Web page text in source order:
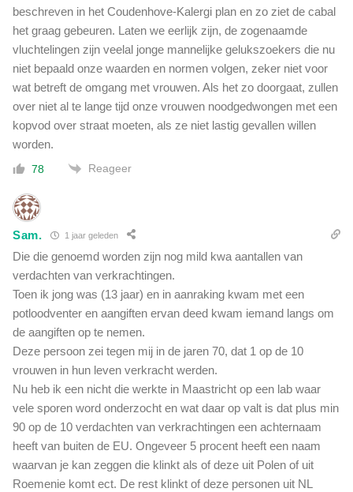
beschreven in het Coudenhove-Kalergi plan en zo ziet de cabal
het graag gebeuren. Laten we eerlijk zijn, de zogenaamde
vluchtelingen zijn veelal jonge mannelijke gelukszoekers die nu
niet bepaald onze waarden en normen volgen, zeker niet voor
wat betreft de omgang met vrouwen. Als het zo doorgaat, zullen
over niet al te lange tijd onze vrouwen noodgedwongen met een
kopvod over straat moeten, als ze niet lastig gevallen willen
worden.
78 Reageer
Sam. 1 jaar geleden
Die die genoemd worden zijn nog mild kwa aantallen van
verdachten van verkrachtingen.
Toen ik jong was (13 jaar) en in aanraking kwam met een
potloodventer en aangiften ervan deed kwam iemand langs om
de aangiften op te nemen.
Deze persoon zei tegen mij in de jaren 70, dat 1 op de 10
vrouwen in hun leven verkracht werden.
Nu heb ik een nicht die werkte in Maastricht op een lab waar
vele sporen word onderzocht en wat daar op valt is dat plus min
90 op de 10 verdachten van verkrachtingen een achternaam
heeft van buiten de EU. Ongeveer 5 procent heeft een naam
waarvan je kan zeggen die klinkt als of deze uit Polen of uit
Roemenie komt ect. De rest klinkt of deze personen uit NL